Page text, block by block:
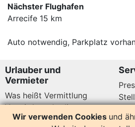
Nächster Flughafen
Arrecife 15 km
Auto notwendig, Parkplatz
Urlauber und
Vermieter
Was heißt Vermittlung
Vermittlungsbedingungen
Datenschutz
Wir verwenden Cookies und